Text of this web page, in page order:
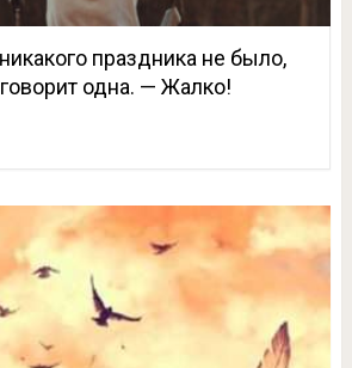
праздника не было,
одна. — Жалко!